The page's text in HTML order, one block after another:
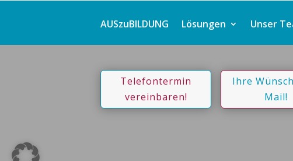
AUSzuBILDUNG Lösungen Unser
Telefontermin
vereinbaren!
Ihre
Mail!